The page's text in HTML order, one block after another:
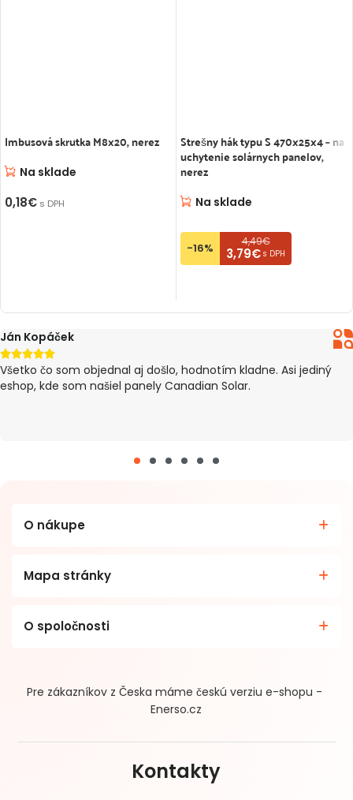
Imbusová skrutka M8x20, nerez
Na sklade
0,18€ s DPH
Strešny hák typu S 470x25x4 – na
uchytenie solárnych panelov,
nerez
Na sklade
-16% 4,49€
3,79€ s DPH
Ján Kopáček

Všetko čo som objednal aj došlo, hodnotím kladne. Asi jediný
eshop, kde som našiel panely Canadian Solar.
O nákupe
Mapa stránky
O spoločnosti
Pre zákazníkov z Česka máme českú verziu e-shopu -
Enerso.cz
Kontakty